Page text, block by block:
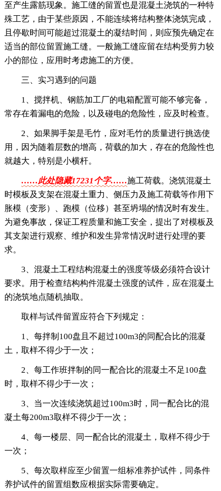
至产生露筋现象。施工缝的留置也是混凝土浇筑的一种特
殊工艺，由于某些原因，不能连续将结构整体浇筑完成，
且停歇时间可能超过混凝土的凝结时间，则应预先确定在
适当的部位留置施工缝。一般施工缝应留在结构受剪力较
小的部位，应用时考虑施工的方便。
三、实习遇到的问题
1、搅拌机、钢筋加工厂的电箱配置可能不够完备，
常存在着漏电的危险，以及碰电的危险性，应及时检查。
2、如果脚手架是毛竹，应对毛竹的质量进行挑选使
用，因为随着层数的增高，荷载的加大，存在的危险性也
就越大，特别是小横杆。
……此处隐藏17231个字……施工荷载。浇筑混凝土
时模板及支架在混凝土重力、侧压力及施工荷载等作用下
胀模（变形）、跑模（位移）甚至坍塌的情况时有发生。
为避免事故，保证工程质量和施工安全，提出了对模板及
其支架进行观察、维护和发生异常情况时进行处理的要
求。
3、混凝土工程结构混凝土的强度等级必须符合设计
要求。用于检查结构构件混凝土强度的试件，应在混凝土
的浇筑地点随机抽取。
取样与试件留置应符合下列规定：
1、每拌制100盘且不超过100m3的同配合比的混凝
土，取样不得少于一次；
2、每工作班拌制的同一配合比的混凝土不足100盘
时，取样不得少于一次；
3、当一次连续浇筑超过100m3时，同一配合比的混
凝土每200m3取样不得少于一次；
4、每一楼层、同一配合比的混凝土，取样不得少于
一次；
5、每次取样应至少留置一组标准养护试件，同条件
养护试件的留置组数应根据实际需要确定。